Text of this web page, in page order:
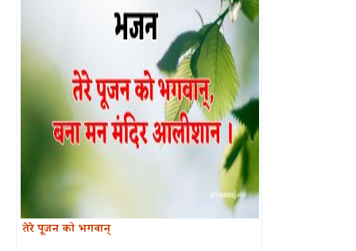
तेरे पूजन को भगवान्